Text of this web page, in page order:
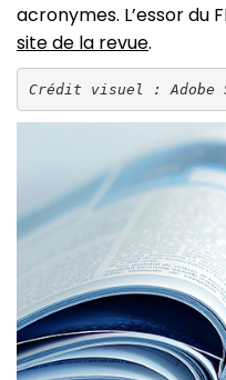
acronymes. L’essor du
site de la revue.
Crédit visuel : Adobe